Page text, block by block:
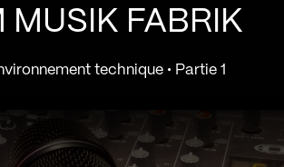
MUSIK FABRIK
technique • Partie 1